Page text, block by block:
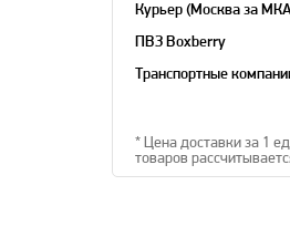
Курьер (Москва за
ПВЗ Boxberry
Транспортные
* Цена доставки за 1
товаров